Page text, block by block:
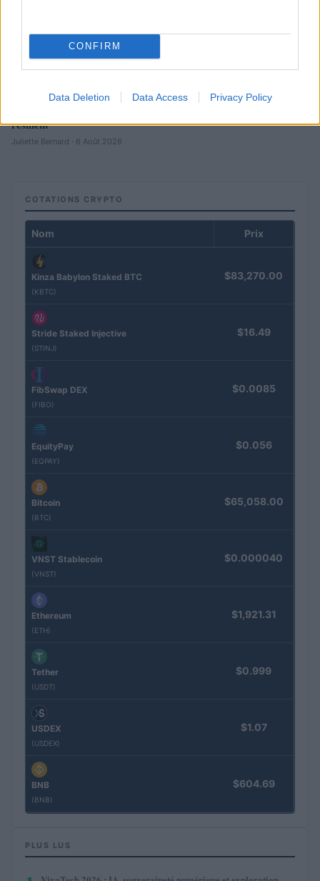
CONFIRM
Data Deletion Data Access Privacy Policy
résilient
Juliette Bernard · 6 Août 2026
COTATIONS CRYPTO
Nom Prix
Kinza Babylon Staked BTC
(KBTC)
$83,270.00
Stride Staked Injective
(STINJ)
$16.49
FibSwap DEX
(FIBO)
$0.0085
EquityPay
(EQPAY)
$0.056
Bitcoin
(BTC)
$65,058.00
VNST Stablecoin
(VNST)
$0.000040
Ethereum
(ETH)
$1,921.31
Tether
(USDT)
$0.999
USDEX
(USDEX)
$1.07
BNB
(BNB)
$604.69
PLUS LUS